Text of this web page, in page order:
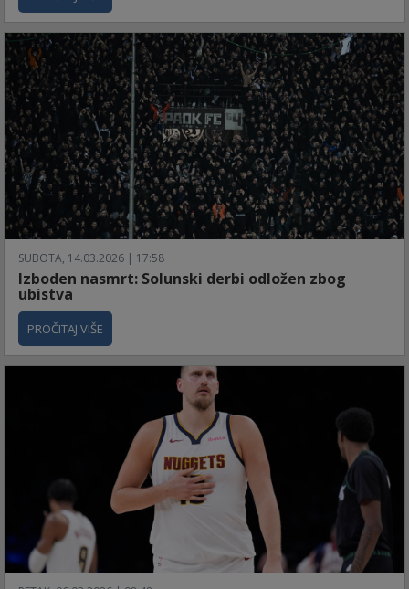
SUBOTA, 14.03.2026 | 17:58
Izboden nasmrt: Solunski derbi odložen zbog
ubistva
PROČITAJ VIŠE